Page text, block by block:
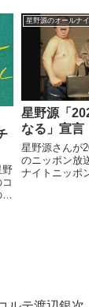
に対して、ラ
していること
野
星野源のオールナ
星野源「
なる」宣言
星野源さんが
のニッポン放
ナイトニッポ